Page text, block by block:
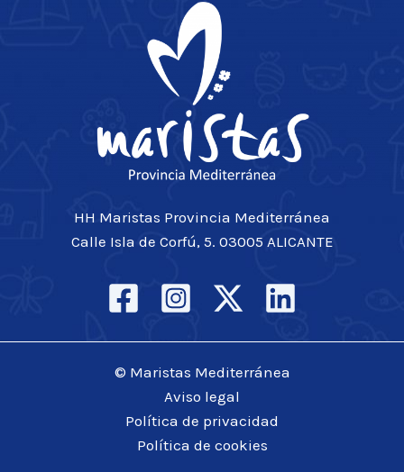
HH Maristas Provincia Mediterránea
Calle Isla de Corfú, 5. 03005 ALICANTE
© Maristas Mediterránea
Aviso legal
Política de privacidad
Política de cookies